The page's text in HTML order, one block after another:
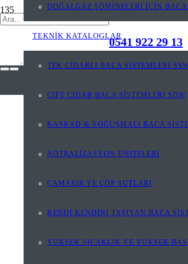
0541 922 29 13
DOĞALGAZ ŞÖMİNELERİ İÇİN BACA
TEKNİK KATALOGLAR
TEK CİDARLI BACA SİSTEMLERİ
ÇİFT CİDAR BACA SİSTEMLERİ SDW
KASKAD & YOĞUŞMALI BACA
NÖTRALİZASYON ÜNİTELERİ
ÇAMAŞIR VE ÇÖP ŞUTLARI
KENDİ KENDİNİ TAŞIYAN BACA
YÜKSEK SICAKLIK VE YÜKSEK